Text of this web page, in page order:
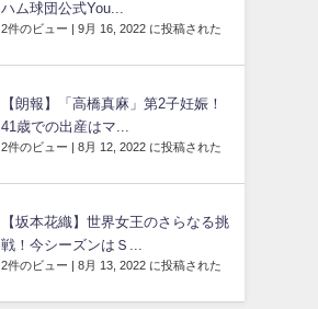
ハム球団公式You...
2件のビュー | 9月 16, 2022 に投稿された
【朗報】「高橋真麻」第2子妊娠！
41歳での出産はマ...
2件のビュー | 8月 12, 2022 に投稿された
【坂本花織】世界女王のさらなる挑
戦！今シーズンはＳ...
2件のビュー | 8月 13, 2022 に投稿された